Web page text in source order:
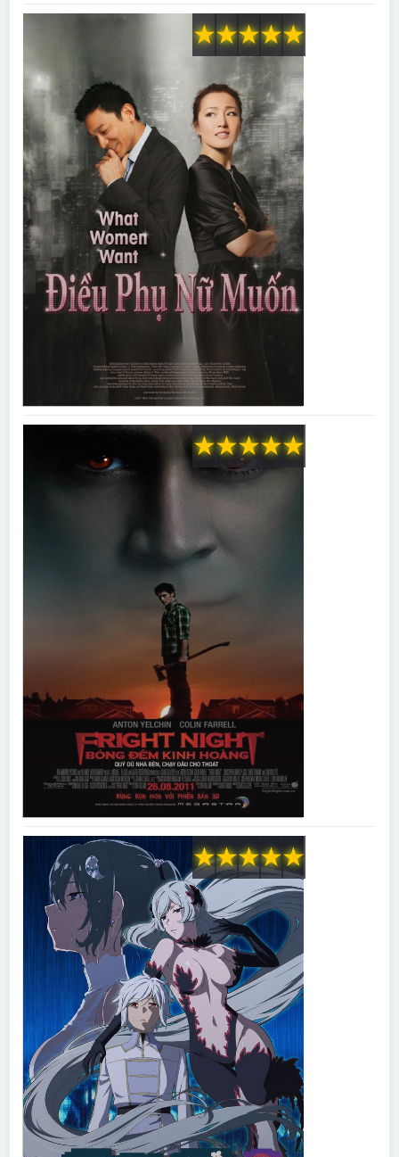
★
★
★
★
★
★
★
★
★
★
★
★
★
★
★